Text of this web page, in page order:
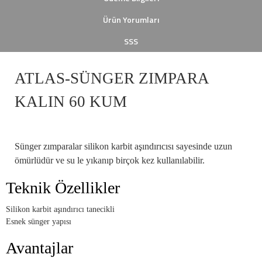
Ürün Yorumları
SSS
ATLAS-SÜNGER ZIMPARA
KALIN 60 KUM
Sünger zımparalar silikon karbit aşındırıcısı sayesinde uzun
ömürlüdür ve su le yıkanıp birçok kez kullanılabilir.
Teknik Özellikler
Silikon karbit aşındırıcı tanecikli
Esnek sünger yapısı
Avantajlar